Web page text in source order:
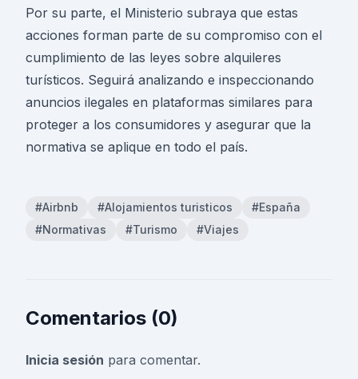
Por su parte, el Ministerio subraya que estas
acciones forman parte de su compromiso con el
cumplimiento de las leyes sobre alquileres
turísticos. Seguirá analizando e inspeccionando
anuncios ilegales en plataformas similares para
proteger a los consumidores y asegurar que la
normativa se aplique en todo el país.
#Airbnb #Alojamientos turisticos
#España
#Normativas
#Turismo #Viajes
Comentarios (0)
Inicia sesión para comentar.